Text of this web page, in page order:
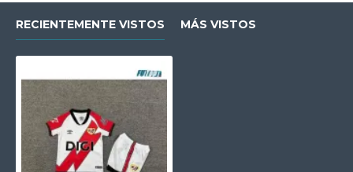
RECIENTEMENTE VISTOS MÁS VISTOS